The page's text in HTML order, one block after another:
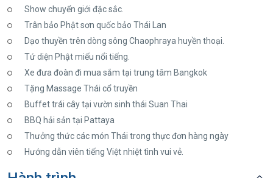
Show chuyển giới đặc sắc.
Trân bảo Phật sơn quốc bảo Thái Lan
Dạo thuyền trên dòng sông Chaophraya huyền thoại.
Tứ diện Phật miếu nổi tiếng.
Xe đưa đoàn đi mua sắm tại trung tâm Bangkok
Tặng Massage Thái cổ truyền
Buffet trái cây tại vườn sinh thái Suan Thai
BBQ hải sản tại Pattaya
Thưởng thức các món Thái trong thực đơn hàng ngày
Hướng dẫn viên tiếng Việt nhiệt tình vui vẻ.